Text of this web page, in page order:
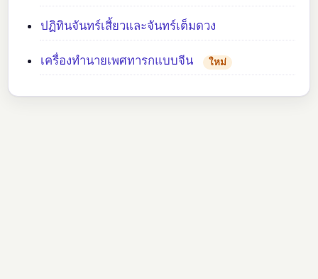
ปฏิทินจันทร์เสี้ยวและจันทร์เต็มดวง
เครื่องทำนายเพศทารกแบบจีน ใหม่